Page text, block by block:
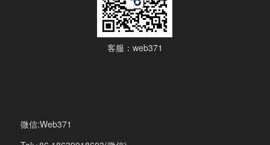
客服：web371
微信:Web371